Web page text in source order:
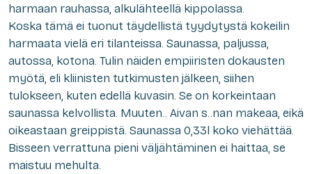
harmaan rauhassa, alkulähteellä kippolassa.
Koska tämä ei tuonut täydellistä tyydytystä kokeilin
harmaata vielä eri tilanteissa. Saunassa, paljussa,
autossa, kotona. Tulin näiden empiiristen dokausten
myötä, eli kliinisten tutkimusten jälkeen, siihen
tulokseen, kuten edellä kuvasin. Se on korkeintaan
saunassa kelvollista. Muuten.. Aivan s..nan makeaa, eikä
oikeastaan greippistä. Saunassa 0,33l koko viehättää.
Bisseen verrattuna pieni väljähtäminen ei haittaa, se
maistuu mehulta.